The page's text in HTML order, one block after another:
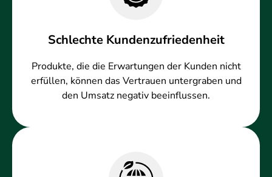
Schlechte Kundenzufriedenheit
Produkte, die die Erwartungen der Kunden nicht
erfüllen, können das Vertrauen untergraben und
den Umsatz negativ beeinflussen.